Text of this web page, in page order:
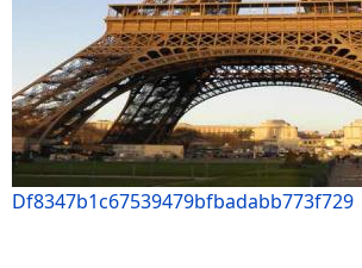
Df8347b1c67539479bfbadabb773f729